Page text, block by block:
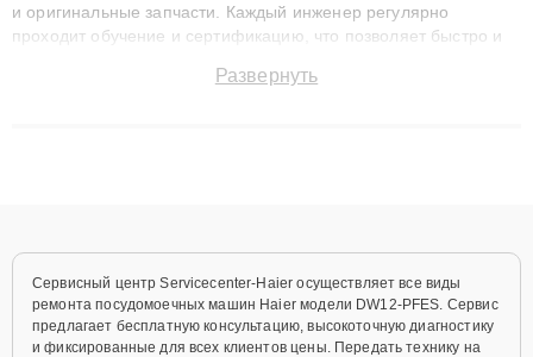
и оригинальные запчасти. Каждый инженер регулярно
проходит обучение и сертификацию, что позволяет быстро и
сохранением гарантии до 3 лет. Наши мастера решают
Развернуть
Сервисный центр Servicecenter-Haier осуществляет все виды
ремонта посудомоечных машин Haier модели DW12-PFES. Сервис
предлагает бесплатную консультацию, высокоточную диагностику
и фиксированные для всех клиентов цены. Передать технику на